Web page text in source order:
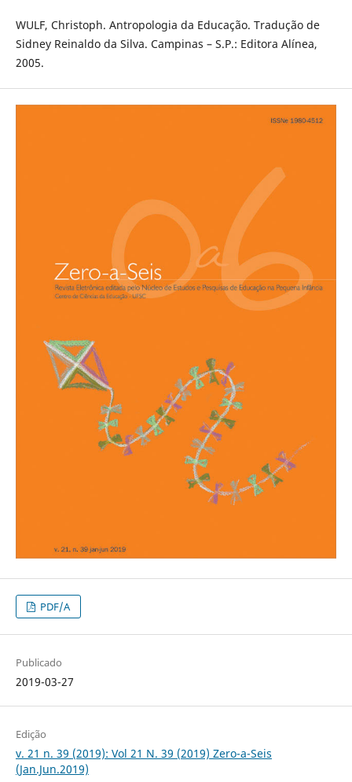
WULF, Christoph. Antropologia da Educação. Tradução de
Sidney Reinaldo da Silva. Campinas – S.P.: Editora Alínea,
2005.
PDF/A
Publicado
2019-03-27
Edição
v. 21 n. 39 (2019): Vol 21 N. 39 (2019) Zero-a-Seis
(Jan.Jun.2019)